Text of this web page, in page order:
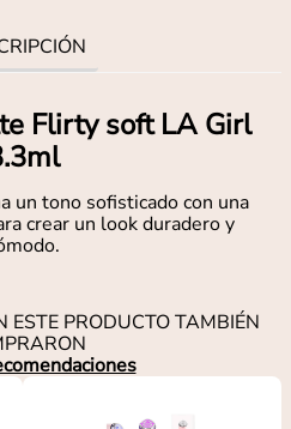
Flirty soft LA Girl
un tono sofisticado con una
crear un look duradero y
ESTE PRODUCTO TAMBIÉN